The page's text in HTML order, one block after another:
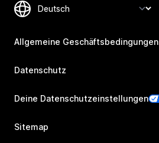
Allgemeine Geschäftsbedingungen
Datenschutz
Deine Datenschutzeinstellungen
Sitemap